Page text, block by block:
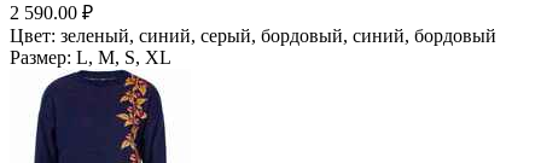
2 590.00 ₽
Цвет: зеленый, синий, серый, бордовый, синий, бордовый
Размер: L, M, S, XL